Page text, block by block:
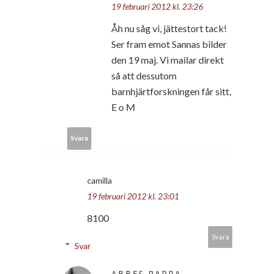
19 februari 2012 kl. 23:26
Åh nu såg vi, jättestort tack!
Ser fram emot Sannas bilder
den 19 maj. Vi mailar direkt
så att dessutom
barnhjärtforskningen får sitt,
E o M
Svara
camilla
19 februari 2012 kl. 23:01
8100
Svara
Svar